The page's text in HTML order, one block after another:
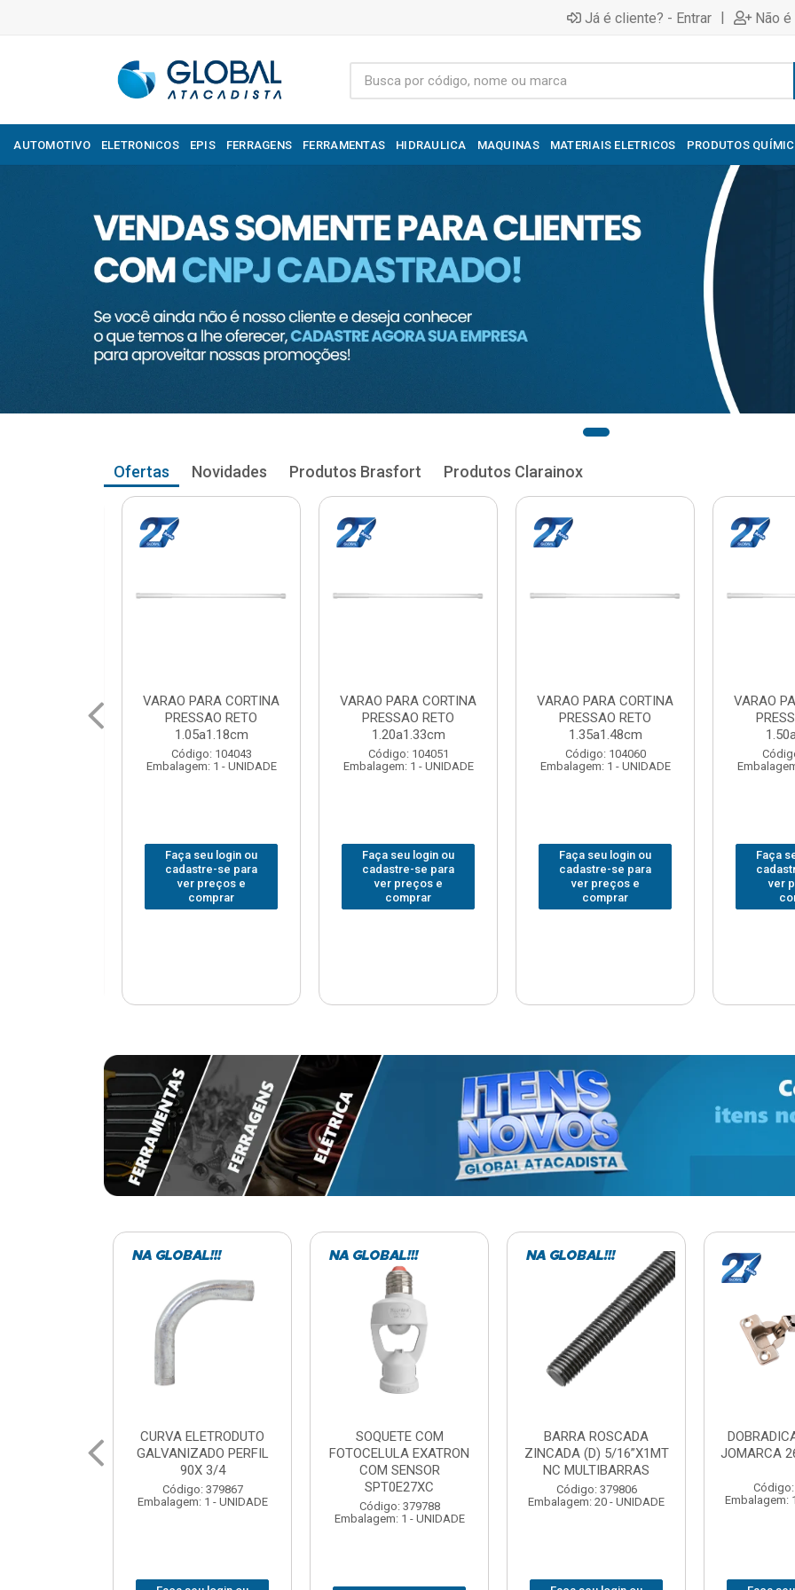
Já é cliente? - Entrar | Não
AUTOMOTIVO ELETRONICOS EPIS FERRAGENS FERRAMENTAS HIDRAULICA MAQUINAS MATERIAIS ELETRICOS PRODUTOS
Ofertas Novidades Produtos Brasfort Produtos Clarainox
VARAO PARA CORTINA
PRESSAO RETO
1.20a1.33cm
Código: 104051
Embalagem: 1 - UNIDADE
Faça seu login ou
cadastre-se para
ver preços e
comprar
VARAO PARA CORTINA
PRESSAO RETO
1.35a1.48cm
Código: 104060
Embalagem: 1 - UNIDADE
Faça seu login ou
cadastre-se para
ver preços e
comprar
VARAO PARA CORTINA
PRESSAO RETO
1.50a1.63cm
Código: 104078
Embalagem: 1 - UNIDADE
Faça seu login ou
cadastre-se para
ver preços e
comprar
VARAL
MAXEB
Faça
ver
SOQUETE COM
FOTOCELULA EXATRON
COM SENSOR
SPT0E27XC
Código: 379788
BARRA ROSCADA
ZINCADA (D) 5/16”X1MT
NC MULTIBARRAS
Código: 379806
Embalagem: 20 - UNIDADE
DOBRADICA PRESSAO
JOMARCA 26MM CURVA
Código: 379716
Embalagem: 10 - UNIDADE
ACO
Embalagem: